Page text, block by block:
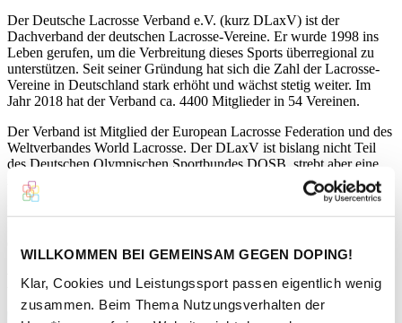
WILLKOMMEN BEI GEMEINSAM GEGEN DOPING!
Klar, Cookies und Leistungssport passen eigentlich wenig
zusammen. Beim Thema Nutzungsverhalten der
Der Deutsche Lacrosse Verband e.V. (kurz DLaxV) ist der
Dachverband der deutschen Lacrosse-Vereine. Er wurde 1998 ins
Leben gerufen, um die Verbreitung dieses Sports überregional zu
unterstützen. Seit seiner Gründung hat sich die Zahl der Lacrosse-
Vereine in Deutschland stark erhöht und wächst stetig weiter. Im
Jahr 2018 hat der Verband ca. 4400 Mitglieder in 54 Vereinen.
Der Verband ist Mitglied der European Lacrosse Federation und des
Weltverbandes World Lacrosse. Der DLaxV ist bislang nicht Teil
des Deutschen Olympischen Sportbundes DOSB, strebt aber eine
Aufnahme an.
Kontaktperson